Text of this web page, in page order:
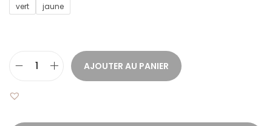
vert jaune
AJOUTER AU PANIER